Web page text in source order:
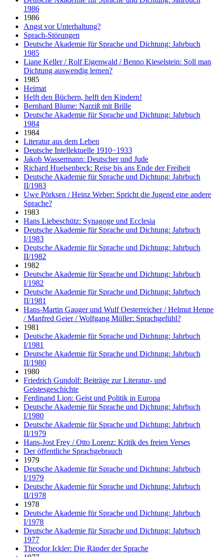
1986
1986
Angst vor Unterhaltung?
Sprach-Störungen
Deutsche Akademie für Sprache und Dichtung: Jahrbuch
1985
Liane Keller / Rolf Eigenwald / Benno Kieselstein: Soll man
Dichtung auswendig lernen?
1985
Heimat
Helft den Büchern, helft den Kindern!
Bernhard Blume: Narziß mit Brille
Deutsche Akademie für Sprache und Dichtung: Jahrbuch
1984
1984
Literatur aus dem Leben
Deutsche Intellektuelle 1910−1933
Jakob Wassermann: Deutscher und Jude
Richard Huelsenbeck: Reise bis ans Ende der Freiheit
Deutsche Akademie für Sprache und Dichtung: Jahrbuch
II/1983
Uwe Pörksen / Heinz Weber: Spricht die Jugend eine andere
Sprache?
1983
Hans Liebeschütz: Synagoge und Ecclesia
Deutsche Akademie für Sprache und Dichtung: Jahrbuch
I/1983
Deutsche Akademie für Sprache und Dichtung: Jahrbuch
II/1982
1982
Deutsche Akademie für Sprache und Dichtung: Jahrbuch
I/1982
Deutsche Akademie für Sprache und Dichtung: Jahrbuch
II/1981
Hans-Martin Gauger und Wulf Oesterreicher / Helmut Henne
/ Manfred Geier / Wolfgang Müller: Sprachgefühl?
1981
Deutsche Akademie für Sprache und Dichtung: Jahrbuch
I/1981
Deutsche Akademie für Sprache und Dichtung: Jahrbuch
II/1980
1980
Friedrich Gundolf: Beiträge zur Literatur- und
Geistesgeschichte
Ferdinand Lion: Geist und Politik in Europa
Deutsche Akademie für Sprache und Dichtung: Jahrbuch
I/1980
Deutsche Akademie für Sprache und Dichtung: Jahrbuch
II/1979
Hans-Jost Frey / Otto Lorenz: Kritik des freien Verses
Der öffentliche Sprachgebrauch
1979
Deutsche Akademie für Sprache und Dichtung: Jahrbuch
I/1979
Deutsche Akademie für Sprache und Dichtung: Jahrbuch
II/1978
1978
Deutsche Akademie für Sprache und Dichtung: Jahrbuch
I/1978
Deutsche Akademie für Sprache und Dichtung: Jahrbuch
1977
Theodor Ickler: Die Ränder der Sprache